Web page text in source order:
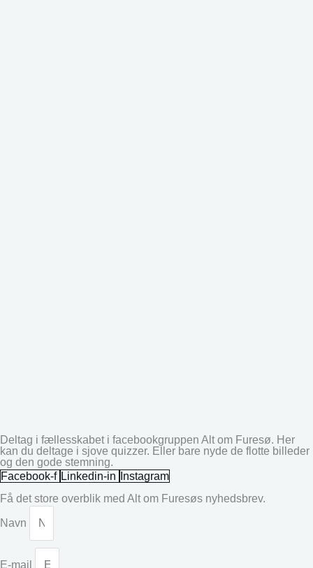
Deltag i fællesskabet i facebookgruppen Alt om Furesø. Her
kan du deltage i sjove quizzer. Eller bare nyde de flotte billeder
og den gode stemning.
Facebook-f Linkedin-in
Instagram
Få det store overblik med Alt om Furesøs nyhedsbrev.
Navn
E-mail